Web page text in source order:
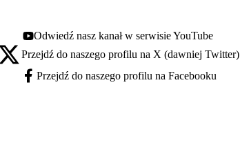
Youtube - otwiera się w nowej karcie
Odwiedź nasz kanał w serwisie YouTube
X - otwiera się w nowej karcie
Przejdź do naszego profilu na X (dawniej Twitter)
Facebook - otwiera się w nowej karcie
Przejdź do naszego profilu na Facebooku